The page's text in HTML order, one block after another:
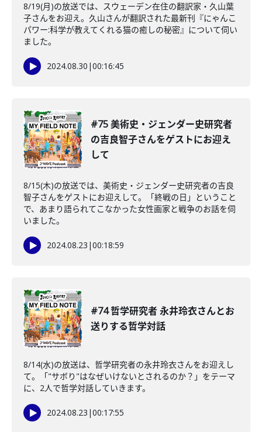
8/19(月)の放送では、スウェーデン在住の翻訳家・久山葉
子さんをお迎え。久山さんが翻訳された最新刊『にゃんこ
パワー:科学が教えてくれる猫の癒しの秘密』について伺い
ました。
2024.08.30 |00:16:45
#75 美術史・ジェンダー史研究者
の吉良智子さんをゲストにお迎え
して
8/15(木)の放送では、美術史・ジェンダー史研究者の吉良
智子さんをゲストにお迎えして。「終戦の日」ということ
で、あまり語られてこなかった女性画家と戦争のお話を伺
いました。
2024.08.23 |00:18:59
#74 哲学研究者 永井玲衣さんとお
送りする哲学対話
8/14(水)の放送は、哲学研究者の永井玲衣さんをお迎えし
て。「"サボり"はなぜいけないとされるのか？」をテーマ
に、2人で哲学対話していきます。
2024.08.23 |00:17:55